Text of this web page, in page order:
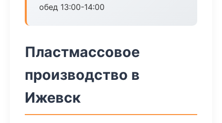
обед 13:00-14:00
Пластмассовое
производство в
Ижевск